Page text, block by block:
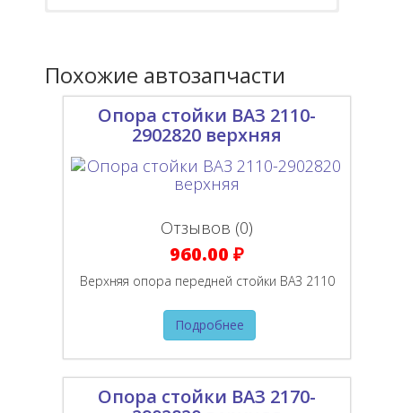
Похожие автозапчасти
Опора стойки ВАЗ 2110-
2902820 верхняя
Отзывов (0)
960.00 ₽
Верхняя опора передней стойки ВАЗ 2110
Подробнее
Опора стойки ВАЗ 2170-